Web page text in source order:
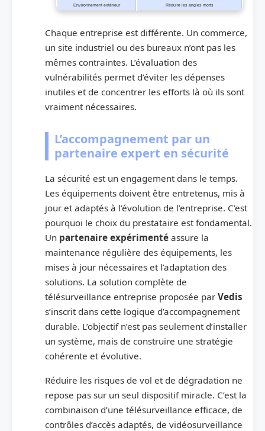
Environnement extérieur Réduire les angles morts
Chaque entreprise est différente. Un commerce,
un site industriel ou des bureaux n’ont pas les
mêmes contraintes. L’évaluation des
vulnérabilités permet d’éviter les dépenses
inutiles et de concentrer les efforts là où ils sont
vraiment nécessaires.
L’accompagnement par un
partenaire expert en sécurité
La sécurité est un engagement dans le temps.
Les équipements doivent être entretenus, mis à
jour et adaptés à l’évolution de l’entreprise. C’est
pourquoi le choix du prestataire est fondamental.
Un partenaire expérimenté assure la
maintenance régulière des équipements, les
mises à jour nécessaires et l’adaptation des
solutions. La solution complète de
télésurveillance entreprise proposée par Vedis
s’inscrit dans cette logique d’accompagnement
durable. L’objectif n’est pas seulement d’installer
un système, mais de construire une stratégie
cohérente et évolutive.
Réduire les risques de vol et de dégradation ne
repose pas sur un seul dispositif miracle. C’est la
combinaison d’une télésurveillance efficace, de
contrôles d’accès adaptés, de vidéosurveillance